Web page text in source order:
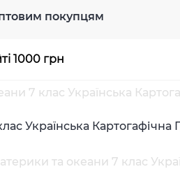
покупцям
1000 грн
7 клас Українська
Українська Картогафічна
та океани 7 клас